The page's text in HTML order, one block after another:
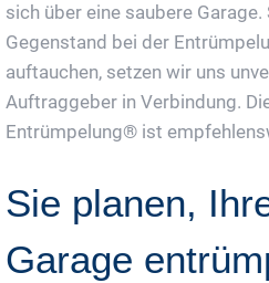
sich über eine saubere
Gegenstand bei der
auftauchen, setzen wir uns
Auftraggeber in Verbindung.
Entrümpelung® ist
Sie planen,
Garage